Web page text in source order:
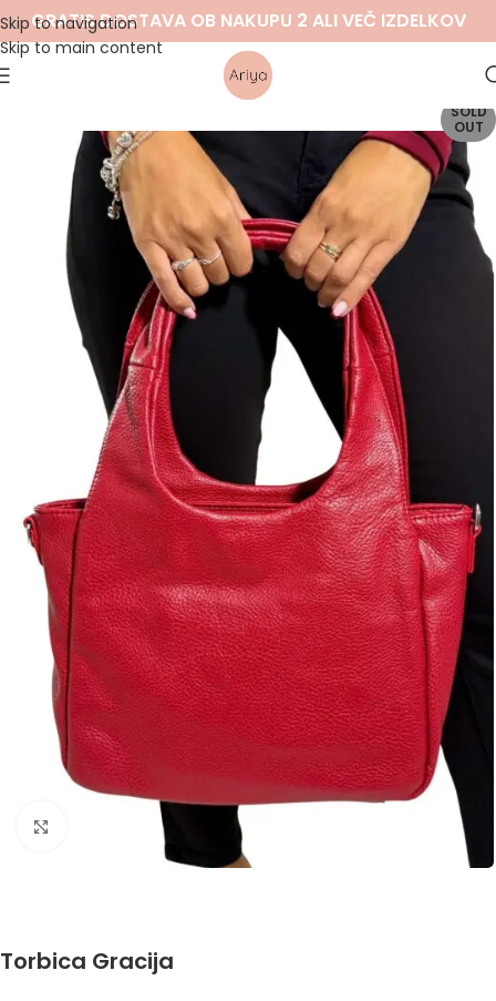
Skip to navigation
Skip to main content
GRATIS DOSTAVA OB NAKUPU 2 ALI VEČ IZDELKOV
SOLD
OUT
Click to enlarge
Torbica Gracija